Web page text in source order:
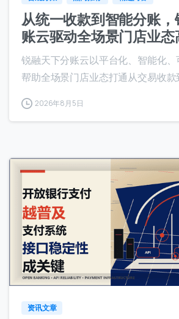
从统一收款到智能分账
账云驱动全场景门店业
锐融天下分账云以平台化、智能化、
帮助全场景门店业态打通从交易收款
2026年8月5日
资讯文章